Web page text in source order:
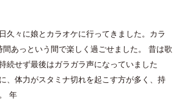
久々に娘とカラオケに行ってきました。カラ
間あっという間で楽しく過ごせました。 昔は歌
続せず最後はガラガラ声になっていました
、体力がスタミナ切れを起こす方が多く、持
年